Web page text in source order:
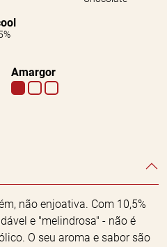
Amargor
não enjoativa. Com 10,5%
e "melindrosa" - não é
O seu aroma e sabor são